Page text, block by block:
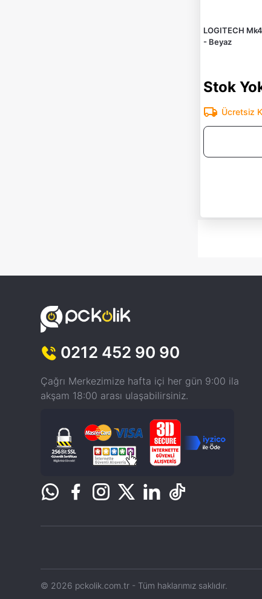
LOGITECH
- Beyaz
Stok
Ücretsiz
0212 452 90 90
Çağrı Merkezimize hafta içi her gün 9:00 ila
akşam 18:00 arası ulaşabilirsiniz.
© 2026 pckolik.com.tr - Tüm haklarımız saklıdır.